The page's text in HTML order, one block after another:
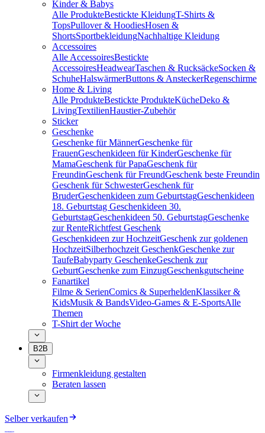
Kinder & Babys
Alle ProdukteBestickte KleidungT-Shirts &
TopsPullover & HoodiesHosen &
ShortsSportbekleidungNachhaltige Kleidung
Accessoires
Alle AccessoiresBestickte
AccessoiresHeadwearTaschen & RucksäckeSocken &
SchuheHalswärmerButtons & AnsteckerRegenschirme
Home & Living
Alle ProdukteBestickte ProdukteKücheDeko &
LivingTextilienHaustier-Zubehör
Sticker
Geschenke
Geschenke für MännerGeschenke für
FrauenGeschenkideen für KinderGeschenke für
MamaGeschenk für PapaGeschenk für
FreundinGeschenk für FreundGeschenk beste Freundin
Geschenk für SchwesterGeschenk für
BruderGeschenkideen zum GeburtstagGeschenkideen
18. Geburtstag Geschenkideen 30.
GeburtstagGeschenkideen 50. GeburtstagGeschenke
zur RenteRichtfest Geschenk
Geschenkideen zur HochzeitGeschenk zur goldenen
HochzeitSilberhochzeit GeschenkGeschenke zur
TaufeBabyparty GeschenkeGeschenk zur
GeburtGeschenke zum EinzugGeschenkgutscheine
Fanartikel
Filme & SerienComics & SuperheldenKlassiker &
KidsMusik & BandsVideo-Games & E-SportsAlle
Themen
T-Shirt der Woche
B2B
Firmenkleidung gestalten
Beraten lassen
Selber verkaufen